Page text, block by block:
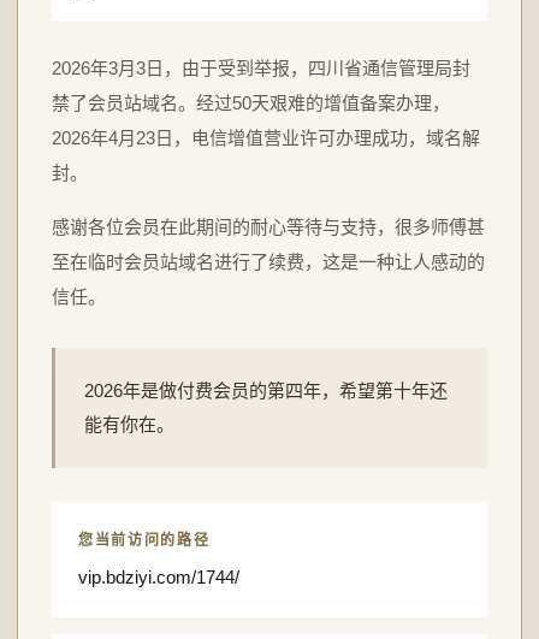
2026年3月3日，由于受到举报，四川省通信管理局封
禁了会员站域名。经过50天艰难的增值备案办理，
2026年4月23日，电信增值营业许可办理成功，域名解
封。
感谢各位会员在此期间的耐心等待与支持，很多师傅甚
至在临时会员站域名进行了续费，这是一种让人感动的
信任。
2026年是做付费会员的第四年，希望第十年还
能有你在。
您当前访问的路径
vip.bdziyi.com/1744/